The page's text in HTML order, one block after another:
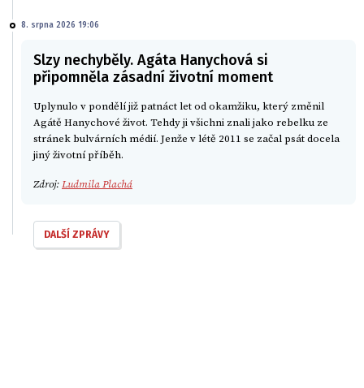
8. srpna 2026 19:06
Slzy nechyběly. Agáta Hanychová si
připomněla zásadní životní moment
Uplynulo v pondělí již patnáct let od okamžiku, který změnil
Agátě Hanychové život. Tehdy ji všichni znali jako rebelku ze
stránek bulvárních médií. Jenže v létě 2011 se začal psát docela
jiný životní příběh.
Zdroj:Ludmila Plachá
DALŠÍ ZPRÁVY